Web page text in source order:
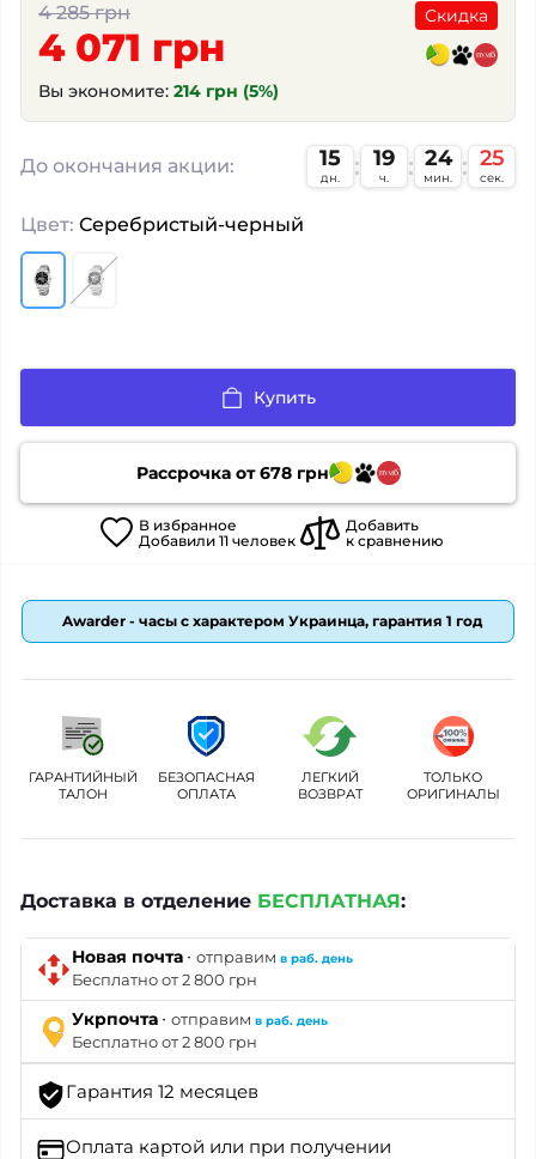
4 285 грн
4 071 грн
Вы экономите: 214 грн (5%)
Скидка
До окончания акции: 15
дн.
19
ч.
24
мин.
25
сек.
Цвет: Серебристый-черный
Купить
Рассрочка от678грн
В избранное
Добавили 11человек
Добавить
к сравнению
Awarder - часы с характером Украинца, гарантия 1 год
ГАРАНТИЙНЫЙ
ТАЛОН
БЕЗОПАСНАЯ
ОПЛАТА
ЛЕГКИЙ
ВОЗВРАТ
ТОЛЬКО
ОРИГИНАЛЫ
Доставка в отделение БЕСПЛАТНАЯ:
Новая почта · отправим в раб. день
Бесплатно от 2 800 грн
Укрпочта · отправим в раб. день
Бесплатно от 2 800 грн
Гарантия 12 месяцев
Оплата картой или при получении